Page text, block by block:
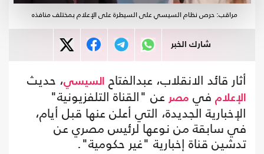
مراقب: حرص نظام السيسي على السيطرة على الإعلام بمختلف منافذه
شارك الخبر
أثار قائد الانقلاب، عبدالفتاح السيسي، حديث
الإعلام في مصر عن "القناة التلفزيونية"
الإخبارية الجديدة، التي أعلن عنها قبل أيام،
في سابقة من نوعها لرئيس مصري عن
تدشين قناة إخبارية "غير حكومية".